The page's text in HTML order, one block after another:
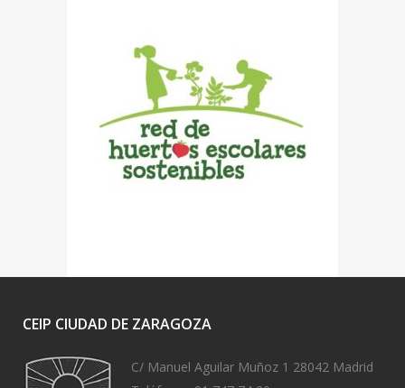
CEIP CIUDAD DE ZARAGOZA
C/ Manuel Aguilar Muñoz 1 28042 Madrid